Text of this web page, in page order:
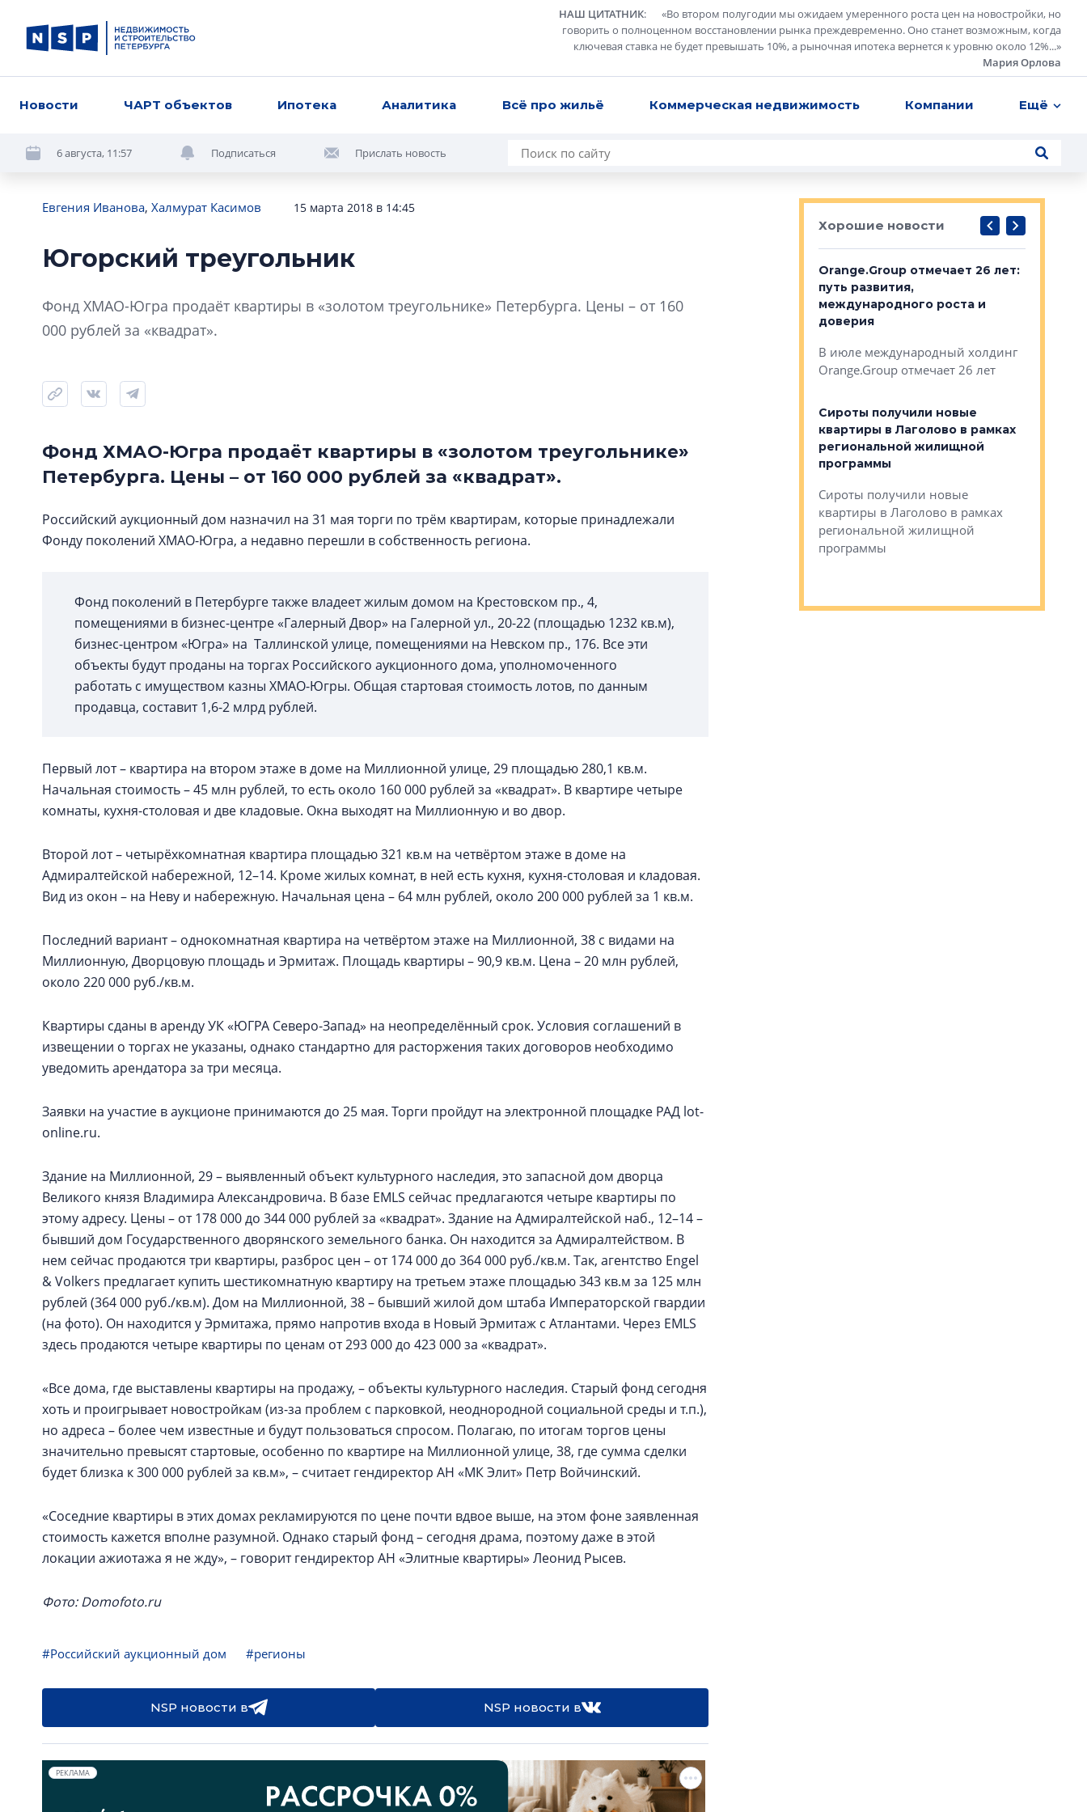
НАШ ЦИТАТНИК: «Во втором полугодии мы ожидаем умеренного роста цен на новостройки, но
говорить о полноценном восстановлении рынка преждевременно. Оно станет возможным, когда
ключевая ставка не будет превышать 10%, а рыночная ипотека вернется к уровню около 12%...»
Мария Орлова
Новости ЧАРТ объектов Ипотека Аналитика Всё про жильё Коммерческая недвижимость Компании Ещё
6 августа, 11:57 Подписаться Прислать новость
Евгения Иванова, Халмурат Касимов 15 марта 2018 в 14:45
Югорский треугольник
Фонд ХМАО-Югра продаёт квартиры в «золотом треугольнике» Петербурга. Цены – от 160
000 рублей за «квадрат».
Фонд ХМАО-Югра продаёт квартиры в «золотом треугольнике»
Петербурга. Цены – от 160 000 рублей за «квадрат».
Российский аукционный дом назначил на 31 мая торги по трём квартирам, которые принадлежали
Фонду поколений ХМАО-Югра, а недавно перешли в собственность региона.
Фонд поколений в Петербурге также владеет жилым домом на Крестовском пр., 4,
помещениями в бизнес-центре «Галерный Двор» на Галерной ул., 20-22 (площадью 1232 кв.м),
бизнес-центром «Югра» на Таллинской улице, помещениями на Невском пр., 176. Все эти
объекты будут проданы на торгах Российского аукционного дома, уполномоченного
работать с имуществом казны ХМАО-Югры. Общая стартовая стоимость лотов, по данным
продавца, составит 1,6-2 млрд рублей.
Первый лот – квартира на втором этаже в доме на Миллионной улице, 29 площадью 280,1 кв.м.
Начальная стоимость – 45 млн рублей, то есть около 160 000 рублей за «квадрат». В квартире четыре
комнаты, кухня-столовая и две кладовые. Окна выходят на Миллионную и во двор.
Второй лот – четырёхкомнатная квартира площадью 321 кв.м на четвёртом этаже в доме на
Адмиралтейской набережной, 12–14. Кроме жилых комнат, в ней есть кухня, кухня-столовая и кладовая.
Вид из окон – на Неву и набережную. Начальная цена – 64 млн рублей, около 200 000 рублей за 1 кв.м.
Последний вариант – однокомнатная квартира на четвёртом этаже на Миллионной, 38 с видами на
Миллионную, Дворцовую площадь и Эрмитаж. Площадь квартиры – 90,9 кв.м. Цена – 20 млн рублей,
около 220 000 руб./кв.м.
Квартиры сданы в аренду УК «ЮГРА Северо-Запад» на неопределённый срок. Условия соглашений в
извещении о торгах не указаны, однако стандартно для расторжения таких договоров необходимо
уведомить арендатора за три месяца.
Заявки на участие в аукционе принимаются до 25 мая. Торги пройдут на электронной площадке РАД lot-
online.ru.
Здание на Миллионной, 29 – выявленный объект культурного наследия, это запасной дом дворца
Великого князя Владимира Александровича. В базе EMLS сейчас предлагаются четыре квартиры по
этому адресу. Цены – от 178 000 до 344 000 рублей за «квадрат». Здание на Адмиралтейской наб., 12–14 –
бывший дом Государственного дворянского земельного банка. Он находится за Адмиралтейством. В
нем сейчас продаются три квартиры, разброс цен – от 174 000 до 364 000 руб./кв.м. Так, агентство Engel
& Volkers предлагает купить шестикомнатную квартиру на третьем этаже площадью 343 кв.м за 125 млн
рублей (364 000 руб./кв.м). Дом на Миллионной, 38 – бывший жилой дом штаба Императорской гвардии
(на фото). Он находится у Эрмитажа, прямо напротив входа в Новый Эрмитаж с Атлантами. Через EMLS
здесь продаются четыре квартиры по ценам от 293 000 до 423 000 за «квадрат».
«Все дома, где выставлены квартиры на продажу, – объекты культурного наследия. Старый фонд сегодня
хоть и проигрывает новостройкам (из-за проблем с парковкой, неоднородной социальной среды и т.п.),
но адреса – более чем известные и будут пользоваться спросом. Полагаю, по итогам торгов цены
значительно превысят стартовые, особенно по квартире на Миллионной улице, 38, где сумма сделки
будет близка к 300 000 рублей за кв.м», – считает гендиректор АН «МК Элит» Петр Войчинский.
«Соседние квартиры в этих домах рекламируются по цене почти вдвое выше, на этом фоне заявленная
стоимость кажется вполне разумной. Однако старый фонд – сегодня драма, поэтому даже в этой
локации ажиотажа я не жду», – говорит гендиректор АН «Элитные квартиры» Леонид Рысев.
Фото: Domofoto.ru
#Российский аукционный дом #регионы
NSP новости в NSP новости в
РЕКЛАМА
Хорошие новости
один центр совмещенного
Петербурга появился еще один
центр совмещенного образования
Orange.Group отмечает 26 лет:
путь развития,
международного роста и
доверия
В июле международный холдинг
Orange.Group отмечает 26 лет
Сироты получили новые
квартиры в Лаголово в рамках
региональной жилищной
программы
Сироты получили новые
квартиры в Лаголово в рамках
региональной жилищной
программы